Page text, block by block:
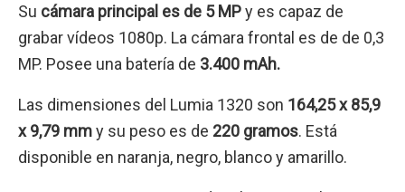
Su cámara principal es de 5 MPy es capaz de
grabar vídeos 1080p. La cámara frontal es de de 0,3
MP. Posee una batería de 3.400 mAh.
Las dimensiones del Lumia 1320 son 164,25 x 85,9
x 9,79 mmy su peso es de 220 gramos. Está
disponible en naranja, negro, blanco y amarillo.